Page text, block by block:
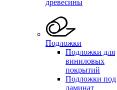
древесины
Подложки
Подложки для
виниловых
покрытий
Подложки под
ламинат